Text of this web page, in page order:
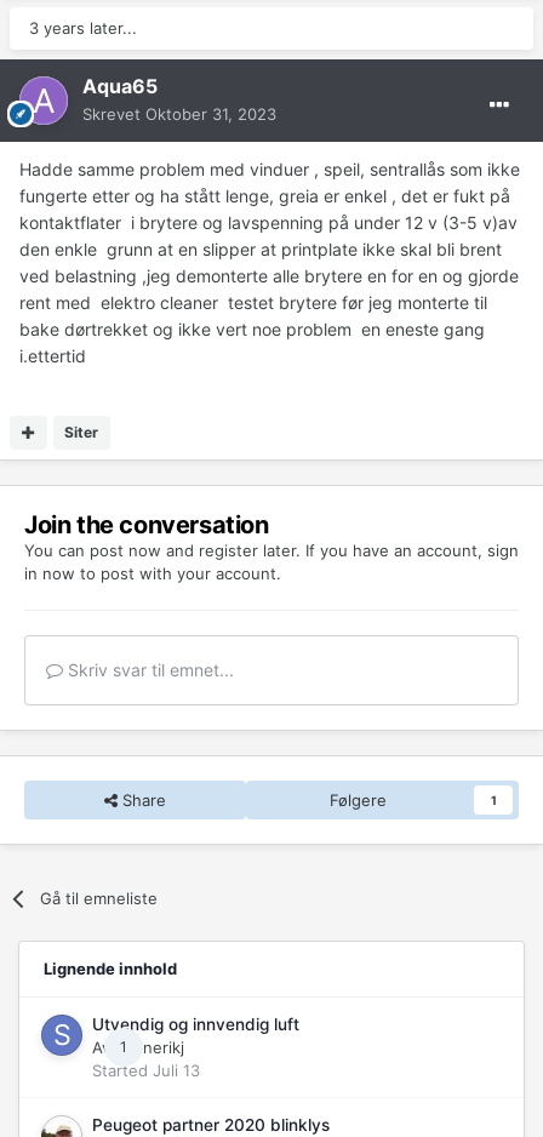
3 years later...
Aqua65
Skrevet Oktober 31, 2023
Hadde samme problem med vinduer , speil, sentrallås som ikke
fungerte etter og ha stått lenge, greia er enkel , det er fukt på
kontaktflater i brytere og lavspenning på under 12 v (3-5 v)av
den enkle grunn at en slipper at printplate ikke skal bli brent
ved belastning ,jeg demonterte alle brytere en for en og gjorde
rent med elektro cleaner testet brytere før jeg monterte til
bake dørtrekket og ikke vert noe problem en eneste gang
i.ettertid
Siter
Join the conversation
You can post now and register later. If you have an account, sign
in now to post with your account.
Skriv svar til emnet...
Share Følgere 1
Gå til emneliste
Lignende innhold
1
Utvendig og innvendig luft
Av
Svenerikj
Started Juli 13
Peugeot partner 2020 blinklys